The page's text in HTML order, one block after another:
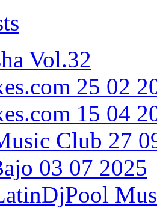
Vol.32
25 02
15 04
Club 27
03 07 2025